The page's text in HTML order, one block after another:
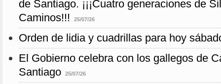
de Santiago. ¡¡¡Cuatro generaciones de
Caminos!!!
25/07/26
Orden de lidia y cuadrillas para hoy
El Gobierno celebra con los gallegos de
Santiago
25/07/26